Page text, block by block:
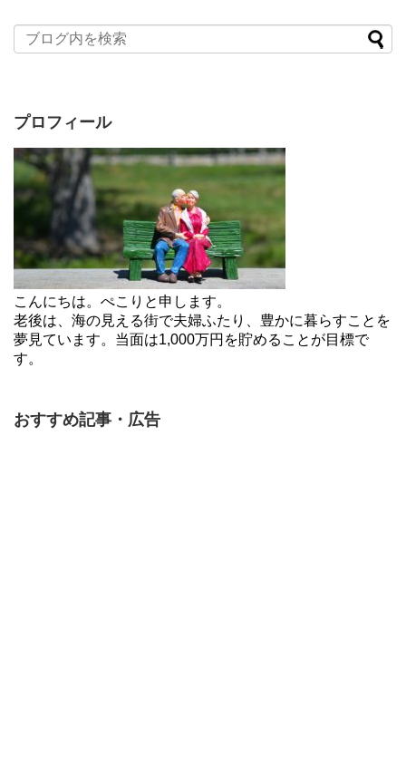
プロフィール
こんにちは。ぺこりと申します。
老後は、海の見える街で夫婦ふたり、豊かに暮らすことを
夢見ています。当面は1,000万円を貯めることが目標で
す。
おすすめ記事・広告